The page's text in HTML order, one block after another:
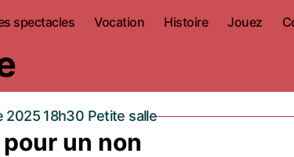
spectacles Vocation Histoire Jouez
2025 18h30 Petite salle
un non